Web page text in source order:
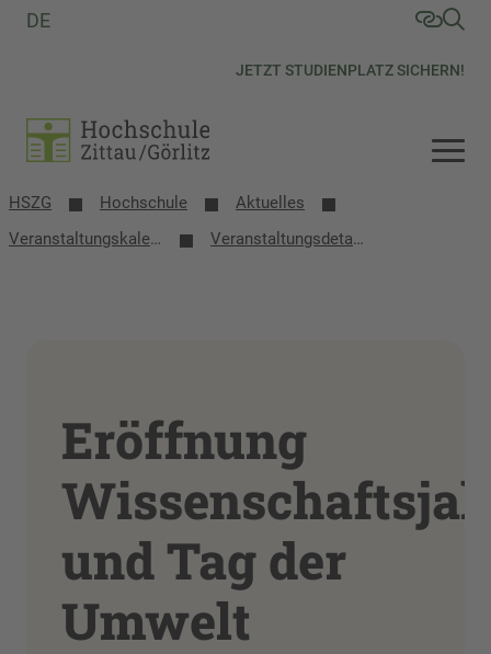
JETZT STUDIENPLATZ SICHERN!
DE
HSZG Hochschule
Aktuelles
Veranstaltungs­kalender
Veranstaltungsdetails
Eröffnung
und Tag der
Umwelt